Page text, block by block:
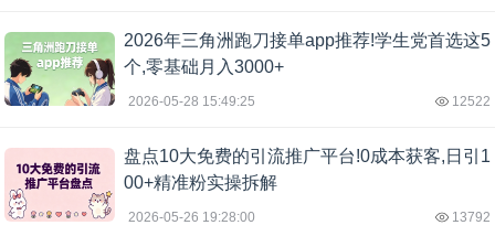
2026年三角洲跑刀接单app推荐!学生党首选这5
个,零基础月入3000+
2026-05-28 15:49:25 12522
盘点10大免费的引流推广平台!0成本获客,日引1
00+精准粉实操拆解
2026-05-26 19:28:00 13792